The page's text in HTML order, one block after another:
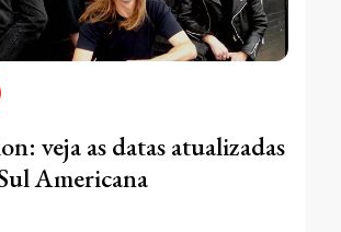
veja as datas atualizadas
Americana